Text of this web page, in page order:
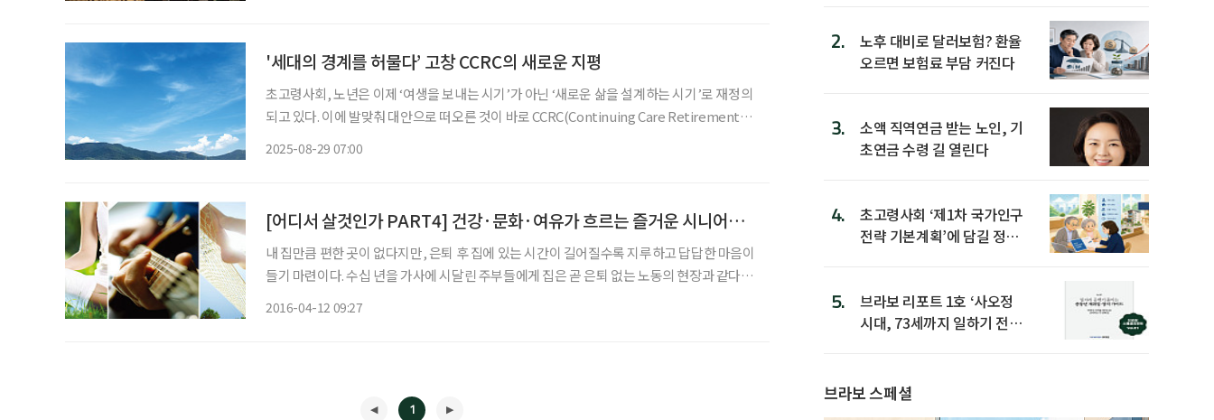
'세대의 경계를 허물다’ 고창 CCRC의 새로운 지평
초고령사회, 노년은 이제 ‘여생을 보내는 시기’가 아닌 ‘새로운 삶을 설계하는 시기’로 재정의
되고 있다. 이에 발맞춰 대안으로 떠오른 것이 바로 CCRC(Continuing Care Retirement
2025-08-29 07:00
[어디서 살것인가 PART4] 건강·문화·여유가 흐르는 즐거운 시니어타운
내 집만큼 편한 곳이 없다지만, 은퇴 후 집에 있는 시간이 길어질수록 지루하고 답답한 마음이
들기 마련이다. 수십 년을 가사에 시달린 주부들에게 집은 곧 은퇴 없는 노동의 현장과 같다.
2016-04-12 09:27
1
2.
노후 대비로 달러보험? 환율
오르면 보험료 부담 커진다
3.
소액 직역연금 받는 노인, 기
초연금 수령 길 열린다
4.
초고령사회 ‘제1차 국가인구
전략 기본계획’에 담길 정책
5.
브라보 리포트 1호 ‘사오정
시대, 73세까지 일하기 전략’
브라보 스페셜